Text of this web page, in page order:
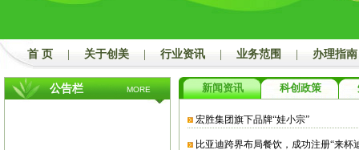
首 页 关于创美 行业资讯 业务范围 办理指南
公告栏 MORE 新闻资讯 科创政策
宏胜集团旗下品牌“娃小宗”
比亚迪跨界布局餐饮，成功注册“来杯